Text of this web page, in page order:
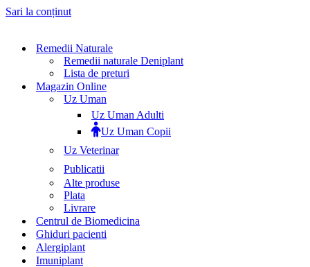
Sari la conținut
Remedii Naturale
Remedii naturale Deniplant
Lista de preturi
Magazin Online
Uz Uman
Uz Uman Adulti
Uz Uman Copii
Uz Veterinar
Publicatii
Alte produse
Plata
Livrare
Centrul de Biomedicina
Ghiduri pacienti
Alergiplant
Imuniplant